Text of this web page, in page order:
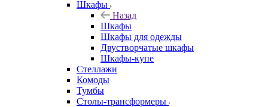
Шкафы
Назад
Шкафы
Шкафы для одежды
Двустворчатые шкафы
Шкафы-купе
Стеллажи
Комоды
Тумбы
Столы-трансформеры